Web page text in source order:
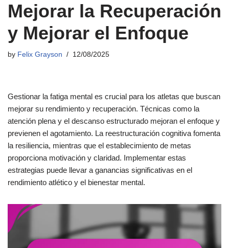
Mejorar la Recuperación
y Mejorar el Enfoque
by Felix Grayson 12/08/2025
Gestionar la fatiga mental es crucial para los atletas que buscan
mejorar su rendimiento y recuperación. Técnicas como la
atención plena y el descanso estructurado mejoran el enfoque y
previenen el agotamiento. La reestructuración cognitiva fomenta
la resiliencia, mientras que el establecimiento de metas
proporciona motivación y claridad. Implementar estas
estrategias puede llevar a ganancias significativas en el
rendimiento atlético y el bienestar mental.